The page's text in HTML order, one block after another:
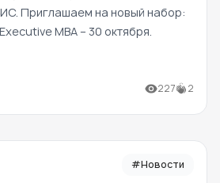
Приглашаем на новый набор:
MBA – 30 октября.
227 2
#Новости